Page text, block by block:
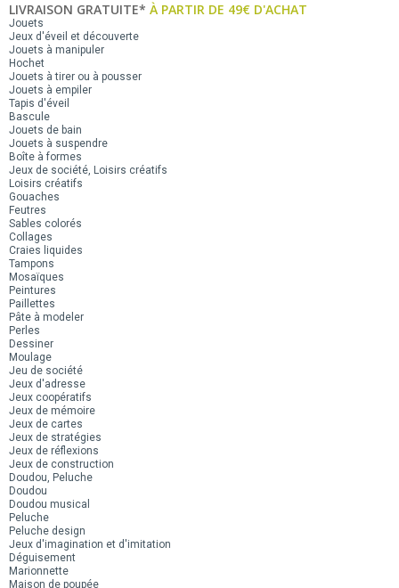
LIVRAISON GRATUITE* À PARTIR DE 49€ D'ACHAT
Jouets
Jeux d'éveil et découverte
Jouets à manipuler
Hochet
Jouets à tirer ou à pousser
Jouets à empiler
Tapis d'éveil
Bascule
Jouets de bain
Jouets à suspendre
Boîte à formes
Jeux de société, Loisirs créatifs
Loisirs créatifs
Gouaches
Feutres
Sables colorés
Collages
Craies liquides
Tampons
Mosaïques
Peintures
Paillettes
Pâte à modeler
Perles
Dessiner
Moulage
Jeu de société
Jeux d'adresse
Jeux coopératifs
Jeux de mémoire
Jeux de cartes
Jeux de stratégies
Jeux de réflexions
Jeux de construction
Doudou, Peluche
Doudou
Doudou musical
Peluche
Peluche design
Jeux d'imagination et d'imitation
Déguisement
Marionnette
Maison de poupée